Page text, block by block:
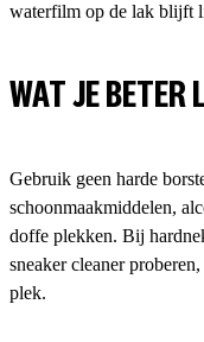
waterfilm op de lak blijft
WAT JE BETER
Gebruik geen harde
schoonmaakmiddelen,
doffe plekken. Bij
sneaker cleaner
plek.